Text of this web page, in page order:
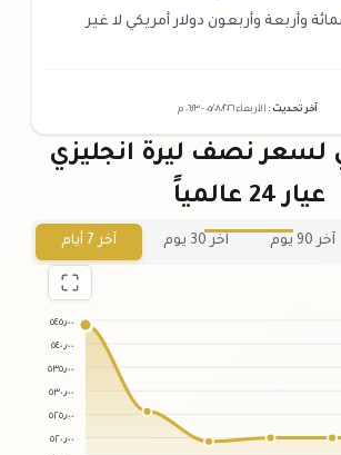
وأربعة وأربعون دولار أمريكي لا غير
آخر تحديث : الأربعاء ٠٥ /٠٨/٢٠٢٦ - ٠٦:٢٣م
لسعر نصف ليرة انجليزي
عيار 24 عالمياً
آخر 90 يوم آخر 30 يوم آخر 7 أيام
٥٤٥٫٠٠
٥٤٠٫٠٠
٥٣٥٫٠٠
٥٣٠٫٠٠
٥٢٥٫٠٠
٥٢٠٫٠٠